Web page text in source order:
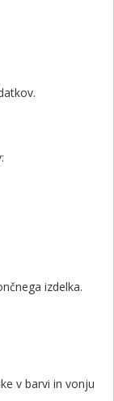
izdelka.
v barvi in vonju